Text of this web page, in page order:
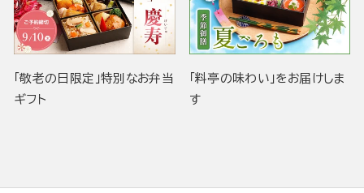
「敬老の日限定」特別なお弁当
ギフト
「料亭の味わい」をお届けしま
す